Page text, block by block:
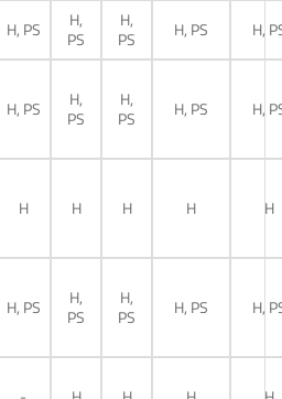
H, PS
H,
PS
H,
PS
H, PS H,
H, PS
H,
PS
H,
PS
H, PS H,
H H H H H
H, PS
H,
PS
H,
PS
H, PS H,